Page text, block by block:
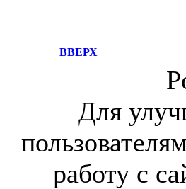
ВВЕРХ
Для
работу с